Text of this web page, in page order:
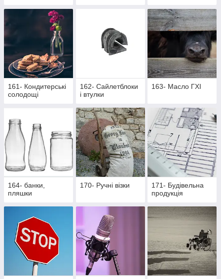
161- Кондитерські
солодощі
162- Cайлетблоки
і втулки
163- Масло ГХІ
164- банки,
пляшки
170- Ручні візки
171- Будівельна
продукція